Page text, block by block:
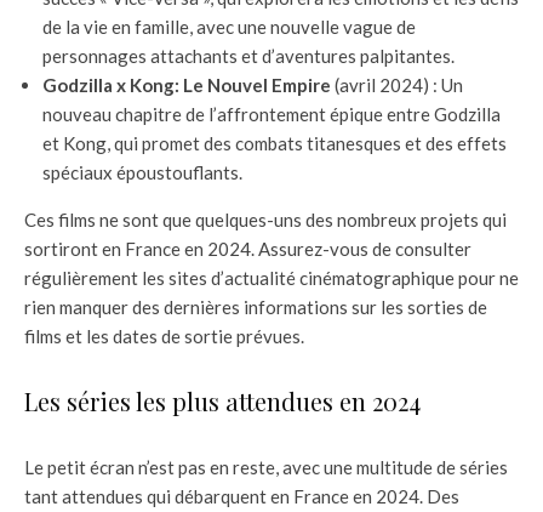
de la vie en famille, avec une nouvelle vague de
personnages attachants et d’aventures palpitantes.
Godzilla x Kong: Le Nouvel Empire (avril 2024) : Un
nouveau chapitre de l’affrontement épique entre Godzilla
et Kong, qui promet des combats titanesques et des effets
spéciaux époustouflants.
Ces films ne sont que quelques-uns des nombreux projets qui
sortiront en France en 2024. Assurez-vous de consulter
régulièrement les sites d’actualité cinématographique pour ne
rien manquer des dernières informations sur les sorties de
films et les dates de sortie prévues.
Les séries les plus attendues en 2024
Le petit écran n’est pas en reste, avec une multitude de séries
tant attendues qui débarquent en France en 2024. Des